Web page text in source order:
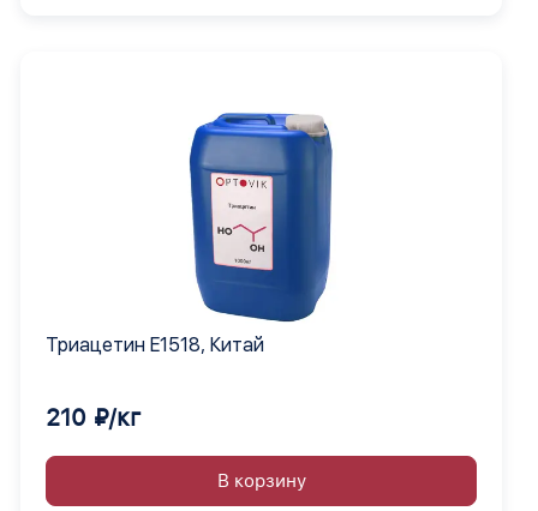
Триацетин E1518, Китай
210 ₽/кг
В корзину